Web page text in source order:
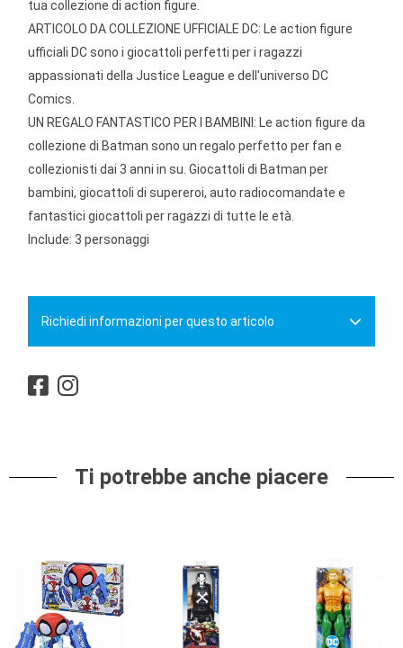
tua collezione di action figure.
ARTICOLO DA COLLEZIONE UFFICIALE DC: Le action figure
ufficiali DC sono i giocattoli perfetti per i ragazzi
appassionati della Justice League e dell'universo DC
Comics.
UN REGALO FANTASTICO PER I BAMBINI: Le action figure da
collezione di Batman sono un regalo perfetto per fan e
collezionisti dai 3 anni in su. Giocattoli di Batman per
bambini, giocattoli di supereroi, auto radiocomandate e
fantastici giocattoli per ragazzi di tutte le età.
Include: 3 personaggi
Richiedi informazioni per questo articolo
Ti potrebbe anche piacere